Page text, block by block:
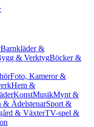
Barnkläder &
& VerktygBöcker &
Foto, Kameror &
Hem &
KonstMusikMynt &
& ÄdelstenarSport &
& VäxterTV-spel &